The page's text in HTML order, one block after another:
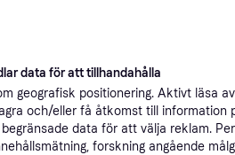
data för att tillhandahålla
geografisk positionering. Aktivt läsa
och/eller få åtkomst till information
data för att välja reklam.
forskning angående